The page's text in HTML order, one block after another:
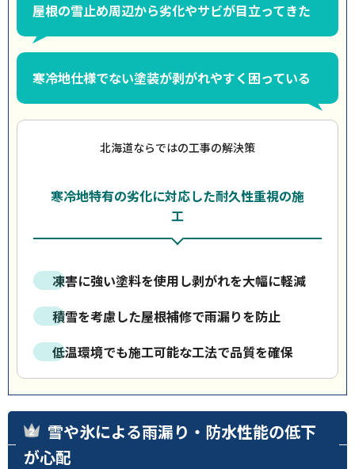
屋根の雪止め周辺から劣化やサビが目立ってきた
寒冷地仕様でない塗装が剥がれやすく困っている
北海道ならではの工事の解決策
寒冷地特有の劣化に対応した耐久性重視の施
工
凍害に強い塗料を使用し剥がれを大幅に軽減
積雪を考慮した屋根補修で雨漏りを防止
低温環境でも施工可能な工法で品質を確保
雪や氷による雨漏り・防水性能の低下
が心配